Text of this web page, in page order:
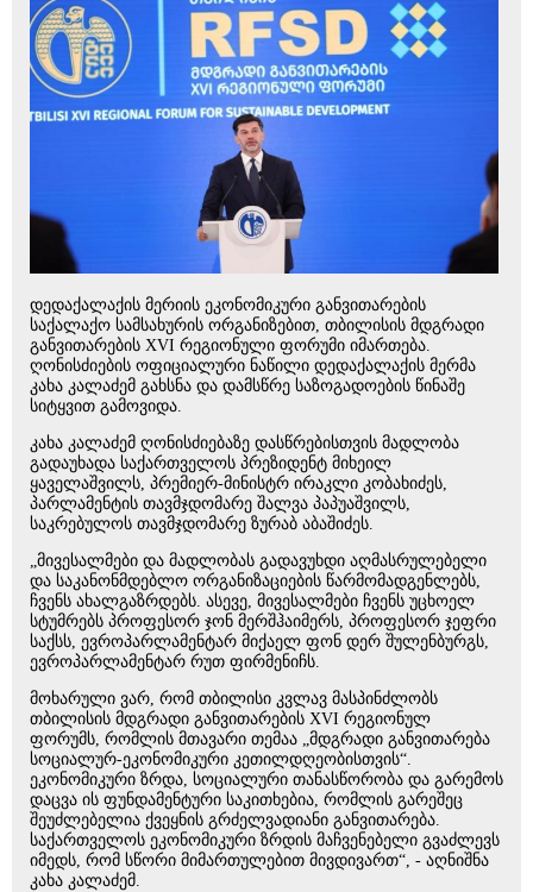
დედაქალაქის მერიის ეკონომიკური განვითარების
საქალაქო სამსახურის ორგანიზებით, თბილისის მდგრადი
განვითარების XVI რეგიონული ფორუმი იმართება.
ღონისძიების ოფიციალური ნაწილი დედაქალაქის მერმა
კახა კალაძემ გახსნა და დამსწრე საზოგადოების წინაშე
სიტყვით გამოვიდა.
კახა კალაძემ ღონისძიებაზე დასწრებისთვის მადლობა
გადაუხადა საქართველოს პრეზიდენტ მიხეილ
ყაველაშვილს, პრემიერ-მინისტრ ირაკლი კობახიძეს,
პარლამენტის თავმჯდომარე შალვა პაპუაშვილს,
საკრებულოს თავმჯდომარე ზურაბ აბაშიძეს.
„მივესალმები და მადლობას გადავუხდი აღმასრულებელი
და საკანონმდებლო ორგანიზაციების წარმომადგენლებს,
ჩვენს ახალგაზრდებს. ასევე, მივესალმები ჩვენს უცხოელ
სტუმრებს პროფესორ ჯონ მერშჰაიმერს, პროფესორ ჯეფრი
საქსს, ევროპარლამენტარ მიქაელ ფონ დერ შულენბურგს,
ევროპარლამენტარ რუთ ფირმენიჩს.
მოხარული ვარ, რომ თბილისი კვლავ მასპინძლობს
თბილისის მდგრადი განვითარების XVI რეგიონულ
ფორუმს, რომლის მთავარი თემაა „მდგრადი განვითარება
სოციალურ-ეკონომიკური კეთილდღეობისთვის“.
ეკონომიკური ზრდა, სოციალური თანასწორობა და გარემოს
დაცვა ის ფუნდამენტური საკითხებია, რომლის გარეშეც
შეუძლებელია ქვეყნის გრძელვადიანი განვითარება.
საქართველოს ეკონომიკური ზრდის მაჩვენებელი გვაძლევს
იმედს, რომ სწორი მიმართულებით მივდივართ“, - აღნიშნა
კახა კალაძემ.